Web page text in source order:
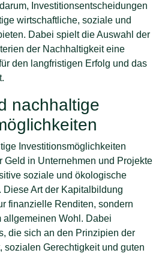
Investitionsentscheidungen
wirtschaftliche, soziale und
Dabei spielt die Auswahl der
der Nachhaltigkeit eine
den langfristigen Erfolg und das
nachhaltige
Investitionsmöglichkeiten
Geld in Unternehmen und Projekte
soziale und ökologische
Art der Kapitalbildung
finanzielle Renditen, sondern
allgemeinen Wohl. Dabei
die sich an den Prinzipien der
sozialen Gerechtigkeit und guten